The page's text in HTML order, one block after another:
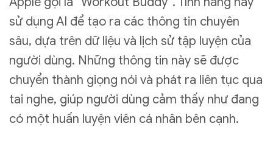
sử dụng AI để tạo ra các thông tin chuyên
sâu, dựa trên dữ liệu và lịch sử tập luyện của
người dùng. Những thông tin này sẽ được
chuyển thành giọng nói và phát ra liên tục qua
tai nghe, giúp người dùng cảm thấy như đang
có một huấn luyện viên cá nhân bên cạnh.